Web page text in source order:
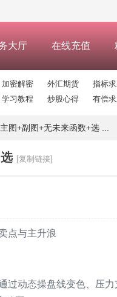
大厅 在线充值
加密解密 外汇期货
指标
学习教程
炒股心得 有偿
图+副图+无未来函数+选 ...
[复制链接]
点与主升浪
过动态操盘线变色、压